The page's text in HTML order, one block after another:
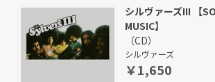
シルヴァーズIII 【
MUSIC】
（CD）
シルヴァーズ
￥1,650